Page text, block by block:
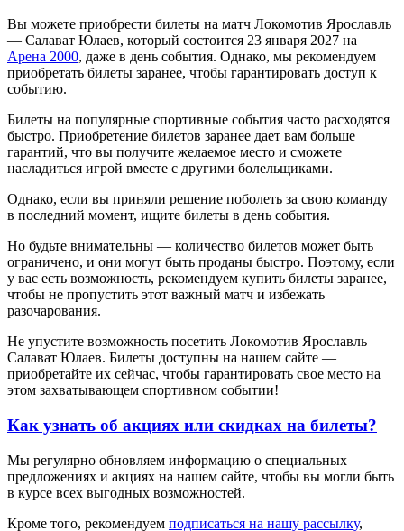
Вы можете приобрести билеты на матч Локомотив Ярославль
— Салават Юлаев, который состоится 23 января 2027 на
Арена 2000, даже в день события. Однако, мы рекомендуем
приобретать билеты заранее, чтобы гарантировать доступ к
событию.
Билеты на популярные спортивные события часто расходятся
быстро. Приобретение билетов заранее дает вам больше
гарантий, что вы получите желаемое место и сможете
насладиться игрой вместе с другими болельщиками.
Однако, если вы приняли решение поболеть за свою команду
в последний момент, ищите билеты в день события.
Но будьте внимательны — количество билетов может быть
ограничено, и они могут быть проданы быстро. Поэтому, если
у вас есть возможность, рекомендуем купить билеты заранее,
чтобы не пропустить этот важный матч и избежать
разочарования.
Не упустите возможность посетить Локомотив Ярославль —
Салават Юлаев. Билеты доступны на нашем сайте —
приобретайте их сейчас, чтобы гарантировать свое место на
этом захватывающем спортивном событии!
Как узнать об акциях или скидках на билеты?
Мы регулярно обновляем информацию о специальных
предложениях и акциях на нашем сайте, чтобы вы могли быть
в курсе всех выгодных возможностей.
Кроме того, рекомендуем подписаться на нашу рассылку,